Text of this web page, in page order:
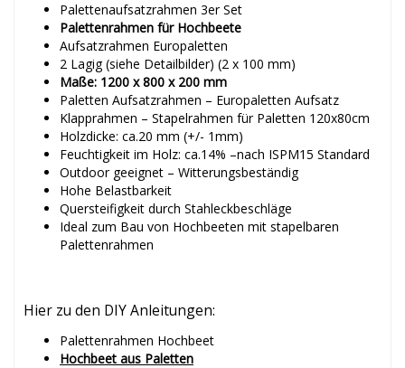
Palettenaufsatzrahmen 3er Set
Palettenrahmen für Hochbeete
Aufsatzrahmen Europaletten
2 Lagig (siehe Detailbilder) (2 x 100 mm)
Maße: 1200 x 800 x 200 mm
Paletten Aufsatzrahmen – Europaletten Aufsatz
Klapprahmen – Stapelrahmen für Paletten 120x80cm
Holzdicke: ca.20 mm (+/- 1mm)
Feuchtigkeit im Holz: ca.14% –nach ISPM15 Standard
Outdoor geeignet – Witterungsbeständig
Hohe Belastbarkeit
Quersteifigkeit durch Stahleckbeschläge
Ideal zum Bau von Hochbeeten mit stapelbaren
Palettenrahmen
Hier zu den DIY Anleitungen:
Palettenrahmen Hochbeet
Hochbeet aus Paletten